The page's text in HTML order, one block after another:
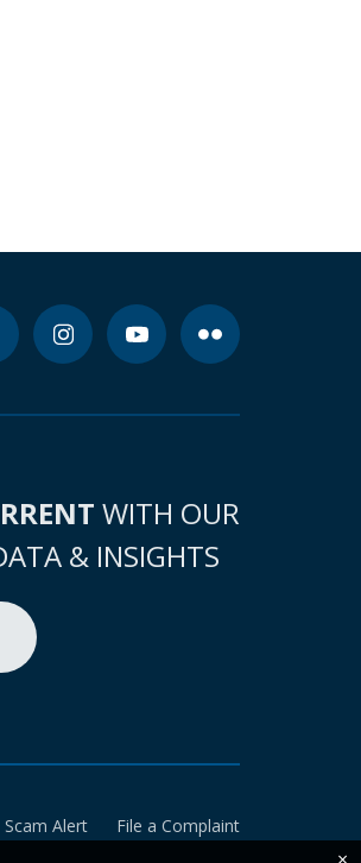
WITH OUR
& INSIGHTS
Scam Alert
File a Complaint